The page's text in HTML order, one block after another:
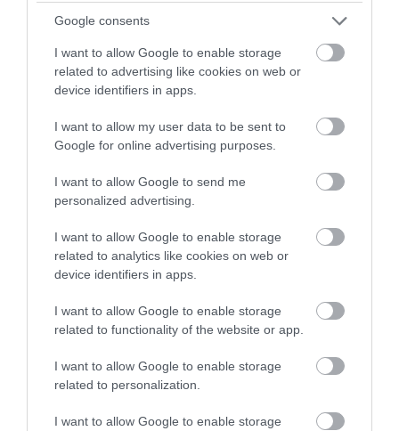
Google consents
I want to allow Google to enable storage
related to advertising like cookies on web or
device identifiers in apps.
I want to allow my user data to be sent to
Google for online advertising purposes.
I want to allow Google to send me
personalized advertising.
I want to allow Google to enable storage
related to analytics like cookies on web or
device identifiers in apps.
I want to allow Google to enable storage
related to functionality of the website or app.
I want to allow Google to enable storage
related to personalization.
I want to allow Google to enable storage
Értékelések
5.0 4
2 0
1 0